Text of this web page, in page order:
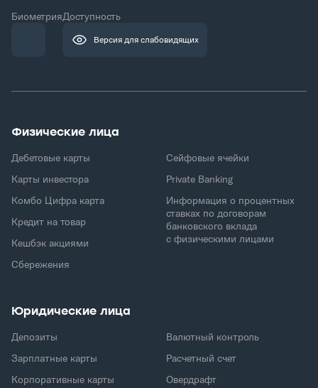
БиометрияДоступность
Версия для слабовидящих
Физические лица
Дебетовые карты
Карты инвестора
Комбо Цифра карта
Кредит на товар
Кешбэк акциями
Сбережения
Сейфовые ячейки
Private Banking
Информация о процентных
ставках по договорам
банковского вклада
с физическими лицами
Юридические лица
Депозиты
Зарплатные карты
Корпоративные карты
Валютный контроль
Расчетный счет
Овердрафт